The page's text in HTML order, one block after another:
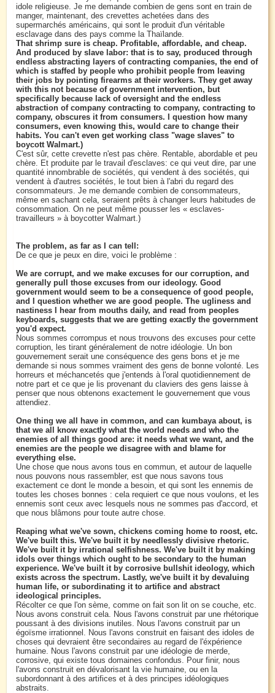
idole religieuse. Je me demande combien de gens sont en train de
manger, maintenant, des crevettes achetées dans des
supermarchés américains, qui sont le produit d'un véritable
esclavage dans des pays comme la Thaïlande.
That shrimp sure is cheap. Profitable, affordable, and cheap.
And produced by slave labor: that is to say, produced through
endless abstracting layers of contracting companies, the end of
which is staffed by people who prohibit people from leaving
their jobs by pointing firearms at their workers. They get away
with this not because of government intervention, but
specifically because lack of oversight and the endless
abstraction of company contracting to company, contracting to
company, obscures it from consumers. I question how many
consumers, even knowing this, would care to change their
habits. You can't even get working class "wage slaves" to
boycott Walmart.)
C'est sûr, cette crevette n'est pas chère. Rentable, abordable et peu
chère. Et produite par le travail d'esclaves: ce qui veut dire, par une
quantité innombrable de sociétés, qui vendent à des sociétés, qui
vendent à d'autres sociétés, le tout bien à l'abri du regard des
consommateurs. Je me demande combien de consommateurs,
même en sachant cela, seraient prêts à changer leurs habitudes de
consommation. On ne peut même pousser les « esclaves-
travailleurs » à boycotter Walmart.)
The problem, as far as I can tell:
De ce que je peux en dire, voici le problème :
We are corrupt, and we make excuses for our corruption, and
generally pull those excuses from our ideology. Good
government would seem to be a consequence of good people,
and I question whether we are good people. The ugliness and
nastiness I hear from mouths daily, and read from peoples
keyboards, suggests that we are getting exactly the government
you'd expect.
Nous sommes corrompus et nous trouvons des excuses pour cette
corruption, les tirant généralement de notre idéologie. Un bon
gouvernement serait une conséquence des gens bons et je me
demande si nous sommes vraiment des gens de bonne volonté. Les
horreurs et méchancetés que j'entends à l'oral quotidiennement de
notre part et ce que je lis provenant du claviers des gens laisse à
penser que nous obtenons exactement le gouvernement que vous
attendiez.
One thing we all have in common, and can kumbaya about, is
that we all know exactly what the world needs and who the
enemies of all things good are: it needs what we want, and the
enemies are the people we disagree with and blame for
everything else.
Une chose que nous avons tous en commun, et autour de laquelle
nous pouvons nous rassembler, est que nous savons tous
exactement ce dont le monde a besoin, et qui sont les ennemis de
toutes les choses bonnes : cela requiert ce que nous voulons, et les
ennemis sont ceux avec lesquels nous ne sommes pas d'accord, et
que nous blâmons pour toute autre chose.
Reaping what we've sown, chickens coming home to roost, etc.
We've built this. We've built it by needlessly divisive rhetoric.
We've built it by irrational selfishness. We've built it by making
idols over things which ought to be secondary to the human
experience. We've built it by corrosive bullshit ideology, which
exists across the spectrum. Lastly, we've built it by devaluing
human life, or subordinating it to artifice and abstract
ideological principles.
Récolter ce que l'on sème, comme on fait son lit on se couche, etc.
Nous avons construit cela. Nous l'avons construit par une rhétorique
poussant à des divisions inutiles. Nous l'avons construit par un
égoïsme irrationnel. Nous l'avons construit en faisant des idoles de
choses qui devraient être secondaires au regard de l'éxpérience
humaine. Nous l'avons construit par une idéologie de merde,
corrosive, qui existe tous domaines confondus. Pour finir, nous
l'avons construit en dévalorisant la vie humaine, ou en la
subordonnant à des artifices et à des principes idéologiques
abstraits.